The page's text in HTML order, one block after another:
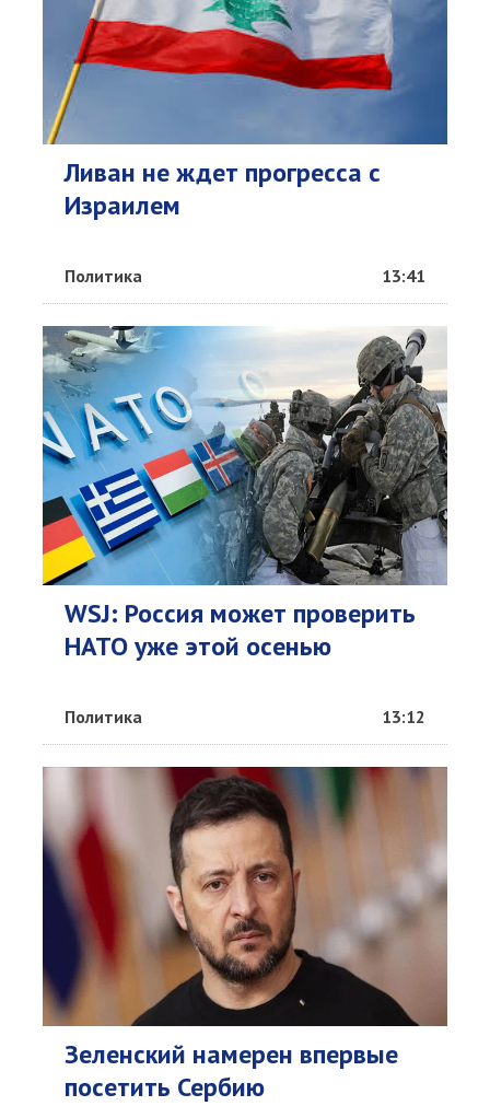
Ливан не ждет прогресса с
Израилем
Политика 13:41
WSJ: Россия может проверить
НАТО уже этой осенью
Политика 13:12
Зеленский намерен впервые
посетить Сербию